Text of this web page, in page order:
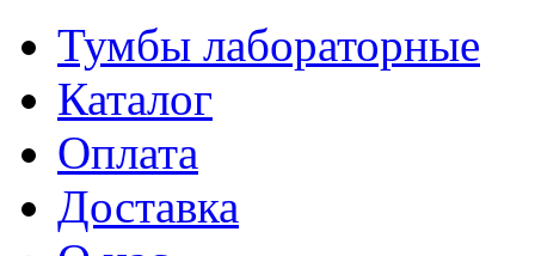
Тумбы лабораторные
Каталог
Оплата
Доставка